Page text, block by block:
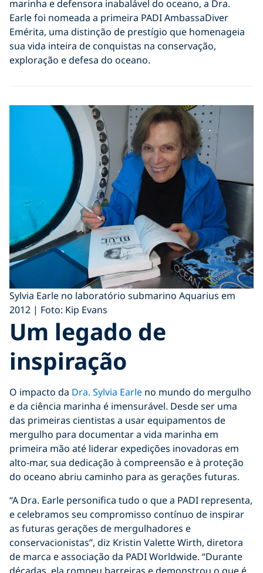
marinha e defensora inabalável do oceano, a Dra.
Earle foi nomeada a primeira PADI AmbassaDiver
Emérita, uma distinção de prestígio que homenageia
sua vida inteira de conquistas na conservação,
exploração e defesa do oceano.
Sylvia Earle no laboratório submarino Aquarius em
2012 | Foto: Kip Evans
Um legado de
inspiração
O impacto da Dra. Sylvia Earle no mundo do mergulho
e da ciência marinha é imensurável. Desde ser uma
das primeiras cientistas a usar equipamentos de
mergulho para documentar a vida marinha em
primeira mão até liderar expedições inovadoras em
alto-mar, sua dedicação à compreensão e à proteção
do oceano abriu caminho para as gerações futuras.
“A Dra. Earle personifica tudo o que a PADI representa,
e celebramos seu compromisso contínuo de inspirar
as futuras gerações de mergulhadores e
conservacionistas”, diz Kristin Valette Wirth, diretora
de marca e associação da PADI Worldwide. “Durante
décadas, ela rompeu barreiras e demonstrou o que é